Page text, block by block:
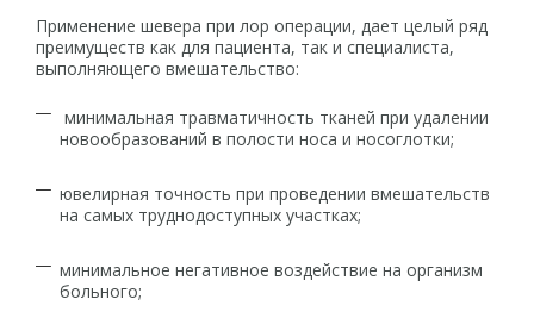
Применение шевера при лор операции, дает целый ряд
преимуществ как для пациента, так и специалиста,
выполняющего вмешательство:
минимальная травматичность тканей при удалении
новообразований в полости носа и носоглотки;
ювелирная точность при проведении вмешательств
на самых труднодоступных участках;
минимальное негативное воздействие на организм
больного;